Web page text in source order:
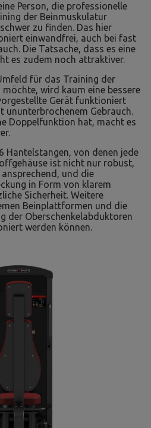
Person, die professionelle
der Beinmuskulatur
zu finden. Das hier
einwandfrei, auch bei fast
Die Tatsache, dass es eine
es zudem noch attraktiver.
für das Training der
wird kaum eine bessere
Gerät funktioniert
ununterbrochenem Gebrauch.
Doppelfunktion hat, macht es
Hantelstangen, von denen jede
ist nicht nur robust,
und die
in Form von klarem
Sicherheit. Weitere
Beinplattformen und die
der Oberschenkelabduktoren
werden können.